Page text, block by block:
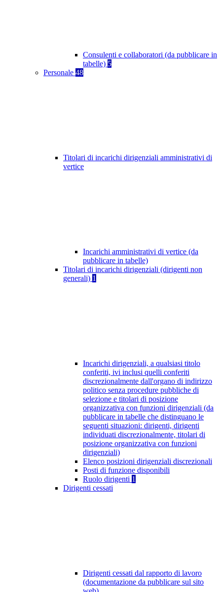
Consulenti e collaboratori (da pubblicare in
tabelle) 5
Personale 48
Titolari di incarichi dirigenziali amministrativi di
vertice
Incarichi amministrativi di vertice (da
pubblicare in tabelle)
Titolari di incarichi dirigenziali (dirigenti non
generali) 1
Incarichi dirigenziali, a qualsiasi titolo
conferiti, ivi inclusi quelli conferiti
discrezionalmente dall'organo di indirizzo
politico senza procedure pubbliche di
selezione e titolari di posizione
organizzativa con funzioni dirigenziali (da
pubblicare in tabelle che distinguano le
seguenti situazioni: dirigenti, dirigenti
individuati discrezionalmente, titolari di
posizione organizzativa con funzioni
dirigenziali)
Elenco posizioni dirigenziali discrezionali
Posti di funzione disponibili
Ruolo dirigenti 1
Dirigenti cessati
Dirigenti cessati dal rapporto di lavoro
(documentazione da pubblicare sul sito